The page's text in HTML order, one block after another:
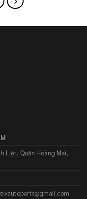
Liệt, Quận Hoàng Mai,